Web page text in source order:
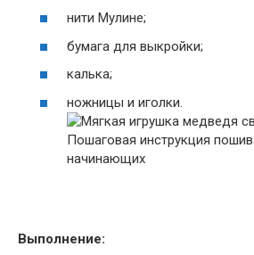
нити Мулине;
бумага для выкройки;
калька;
ножницы и иголки.
Выполнение: